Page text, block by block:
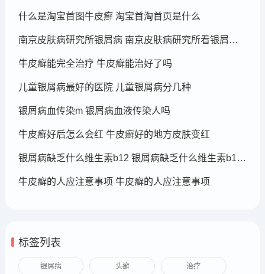
什么是淘宝首图牛皮癣 淘宝首淘首页是什么
南京皮肤病研究所银屑病 南京皮肤病研究所看银屑病哪个医生厉害
牛皮癣能完全治疗 牛皮癣能治好了吗
儿童银屑病最好的医院 儿童银屑病分几种
银屑病血传染m 银屑病血液传染人吗
牛皮癣好后怎么会红 牛皮癣好的地方皮肤变红
银屑病缺乏什么维生素b12 银屑病缺乏什么维生素b12可以补充
牛皮癣的人应注意事项 牛皮癣的人应注意事项
标签列表
银屑病 头癣 治疗